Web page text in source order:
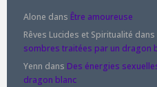
Alone dans Être amoureuse
Rêves Lucides et Spiritualité dans
sombres traitées par un dragon
Yenn dans Des énergies
dragon blanc